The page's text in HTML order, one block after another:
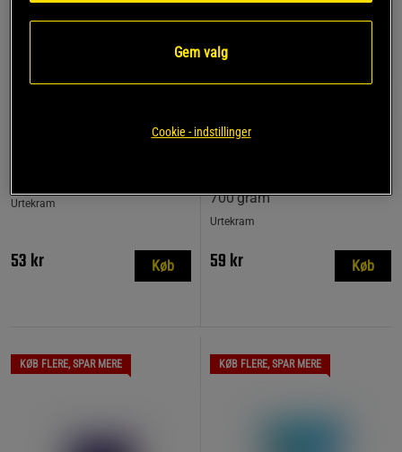
Urtekram
53 kr Køb
700 gram
Urtekram
59 kr Køb
KØB FLERE, SPAR MERE KØB FLERE, SPAR MERE
Gem valg
Cookie - indstillinger